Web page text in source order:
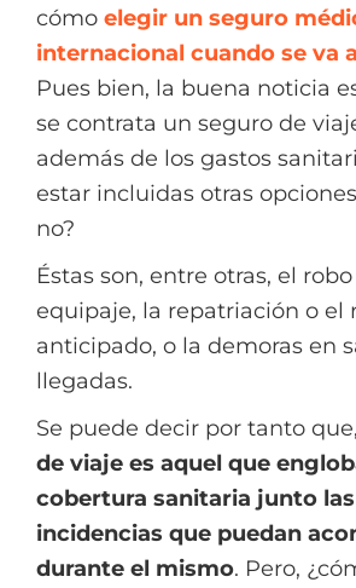
cómo elegir un seguro
internacional cuando se va
Pues bien, la buena noticia
se contrata un seguro de
además de los gastos
estar incluidas otras
no?
Éstas son, entre otras, el
equipaje, la repatriación o el
anticipado, o la demoras en
llegadas.
Se puede decir por tanto
de viaje es aquel que
cobertura sanitaria junto
incidencias que puedan
durante el mismo. Pero,